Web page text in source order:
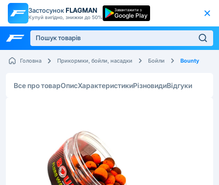
Застосунок FLAGMAN
Купуй вигідно, знижки до 50%
Завантажити з
Google Play
Головна Прикормки, бойли, насадки Бойли Bounty
Все про товарОписХарактеристикиРізновидиВідгуки